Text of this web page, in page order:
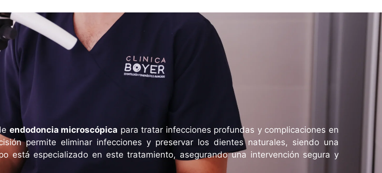
endodoncia microscópica para tratar infecciones profundas y complicaciones en
permite eliminar infecciones y preservar los dientes naturales, siendo una
está especializado en este tratamiento, asegurando una intervención segura y